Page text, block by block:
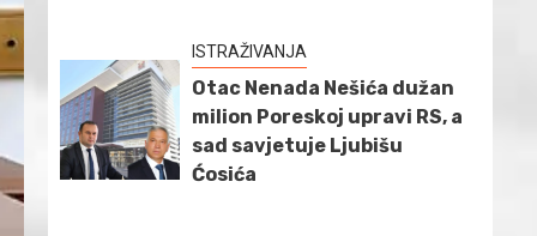
ISTRAŽIVANJA
Otac Nenada Nešića dužan
milion Poreskoj upravi RS, a
sad savjetuje Ljubišu
Ćosića